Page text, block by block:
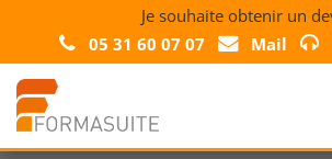
Je souhaite obtenir un
05 31 60 07 07
Mail